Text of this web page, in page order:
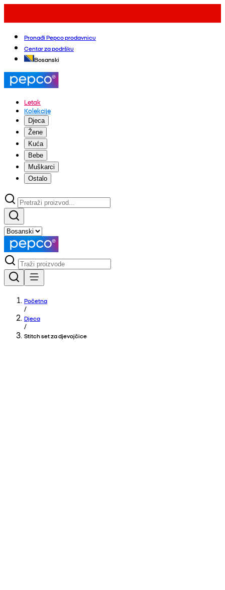
Pronađi Pepco prodavnicu
Centar za podršku
Bosanski
Letak
Kolekcije
Djeca
Žene
Kuća
Bebe
Muškarci
Ostalo
Početna
/
Djeca
/
Stitch set za djevojčice